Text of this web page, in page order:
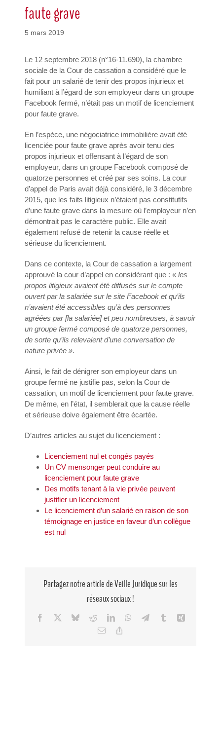
faute grave
5 mars 2019
Le 12 septembre 2018 (n°16-11.690), la chambre
sociale de la Cour de cassation a considéré que le
fait pour un salarié de tenir des propos injurieux et
humiliant à l’égard de son employeur dans un groupe
Facebook fermé, n’était pas un motif de licenciement
pour faute grave.
En l’espèce, une négociatrice immobilière avait été
licenciée pour faute grave après avoir tenu des
propos injurieux et offensant à l’égard de son
employeur, dans un groupe Facebook composé de
quatorze personnes et créé par ses soins. La cour
d’appel de Paris avait déjà considéré, le 3 décembre
2015, que les faits litigieux n’étaient pas constitutifs
d’une faute grave dans la mesure où l’employeur n’en
démontrait pas le caractère public. Elle avait
également refusé de retenir la cause réelle et
sérieuse du licenciement.
Dans ce contexte, la Cour de cassation a largement
approuvé la cour d’appel en considérant que : « les
propos litigieux avaient été diffusés sur le compte
ouvert par la salariée sur le site Facebook et qu’ils
n’avaient été accessibles qu’à des personnes
agréées par [la salariée] et peu nombreuses, à savoir
un groupe fermé composé de quatorze personnes,
de sorte qu’ils relevaient d’une conversation de
nature privée ».
Ainsi, le fait de dénigrer son employeur dans un
groupe fermé ne justifie pas, selon la Cour de
cassation, un motif de licenciement pour faute grave.
De même, en l’état, il semblerait que la cause réelle
et sérieuse doive également être écartée.
D’autres articles au sujet du licenciement :
Licenciement nul et congés payés
Un CV mensonger peut conduire au
licenciement pour faute grave
Des motifs tenant à la vie privée peuvent
justifier un licenciement
Le licenciement d’un salarié en raison de son
témoignage en justice en faveur d’un collègue
est nul
Partagez notre article de Veille Juridique sur les
réseaux sociaux !
Facebook BlueskyRedditLinkedInWhatsApp
TelegramTumblr
Email